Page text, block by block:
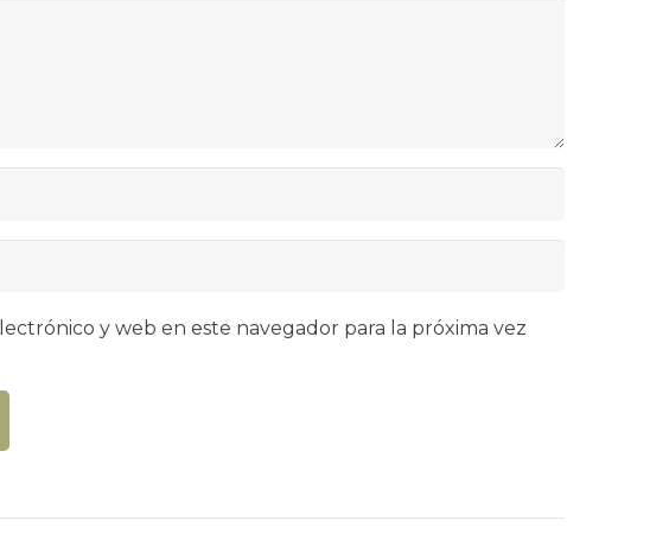
y web en este navegador para la próxima vez